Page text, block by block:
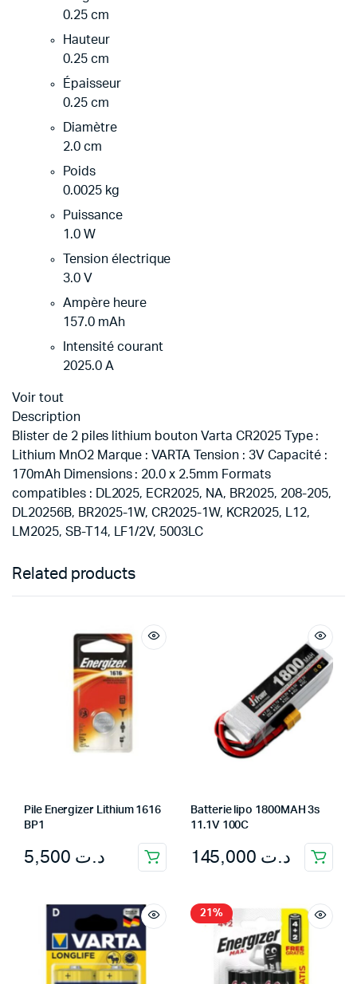
0.25 cm
Hauteur
0.25 cm
Épaisseur
0.25 cm
Diamètre
2.0 cm
Poids
0.0025 kg
Puissance
1.0 W
Tension électrique
3.0 V
Ampère heure
157.0 mAh
Intensité courant
2025.0 A
Voir tout
Description
Blister de 2 piles lithium bouton Varta CR2025 Type :
Lithium MnO2 Marque : VARTA Tension : 3V Capacité :
170mAh Dimensions : 20.0 x 2.5mm Formats
compatibles : DL2025, ECR2025, NA, BR2025, 208-205,
DL20256B, BR2025-1W, CR2025-1W, KCR2025, L12,
LM2025, SB-T14, LF1/2V, 5003LC
Related products
Pile Energizer Lithium 1616
BP1
د.ت
Batterie lipo 1800MAH 3s
11.1V 100C
د.ت
21%